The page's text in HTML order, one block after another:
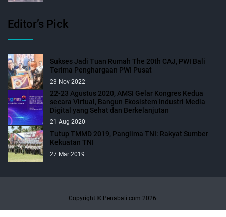
Editor’s Pick
Sukses Jadi Tuan Rumah The 20th CAJ, PWI Bali
Terima Penghargaan PWI Pusat
23 Nov 2022
22-23 Agustus 2020, AMSI Gelar Kongres Kedua
secara Virtual, Bangun Ekosistem Industri Media
Digital yang Sehat dan Berkelanjutan
21 Aug 2020
Tutup TMMD 2019, Panglima TNI: Rakyat Sumber
Kekuatan TNI
27 Mar 2019
Copyright © Penabali.com 2026.